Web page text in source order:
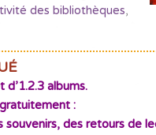
des bibliothèques,
albums.
:
souvenirs, des retours de